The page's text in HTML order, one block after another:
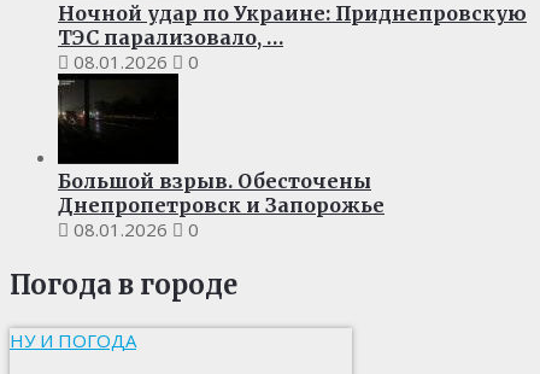
Ночной удар по Украине: Приднепровскую
ТЭС парализовало, …
08.01.2026
0
Большой взрыв. Обесточены
Днепропетровск и Запорожье
08.01.2026
0
Погода в городе
НУ И ПОГОДА